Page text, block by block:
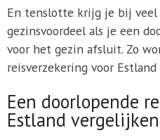
En tenslotte krijg je bij veel
gezinsvoordeel als je een
voor het gezin afsluit. Zo
reisverzekering voor
Een doorlopende
Estland vergelijken